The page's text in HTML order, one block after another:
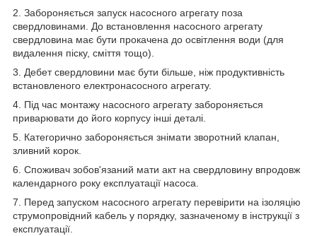
2. Забороняється запуск насосного агрегату поза
свердловинами. До встановлення насосного агрегату
свердловина має бути прокачена до освітлення води (для
видалення піску, сміття тощо).
3. Дебет свердловини має бути більше, ніж продуктивність
встановленого електронасосного агрегату.
4. Під час монтажу насосного агрегату забороняється
приварювати до його корпусу інші деталі.
5. Категорично забороняється знімати зворотний клапан,
зливний корок.
6. Споживач зобов'язаний мати акт на свердловину впродовж
календарного року експлуатації насоса.
7. Перед запуском насосного агрегату перевірити на ізоляцію
струмопровідний кабель у порядку, зазначеному в інструкції з
експлуатації.